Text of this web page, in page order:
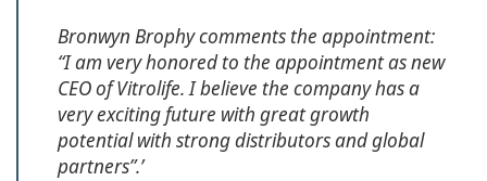
Bronwyn Brophy comments the appointment:
“I am very honored to the appointment as new
CEO of Vitrolife. I believe the company has a
very exciting future with great growth
potential with strong distributors and global
partners”.’